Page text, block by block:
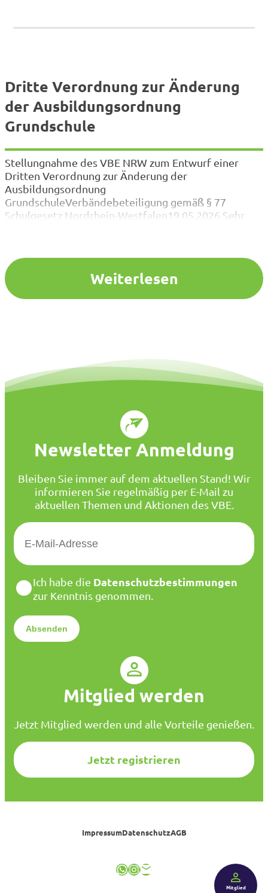
Dritte Verordnung zur Änderung
der Ausbildungsordnung
Grundschule
Stellungnahme des VBE NRW zum Entwurf einer
Dritten Verordnung zur Änderung der
Ausbildungsordnung
GrundschuleVerbändebeteiligung gemäß § 77
Schulgesetz Nordrhein-Westfalen19.05.2026 Sehr
nimmt diese gerne wahr. Der vorgelegte Entwurf
einer Dritten Verordnung zur…
Weiterlesen
Newsletter Anmeldung
Bleiben Sie immer auf dem aktuellen Stand! Wir
informieren Sie regelmäßig per E-Mail zu
aktuellen Themen und Aktionen des VBE.
E
M
*
D
a
e
n
*
Ich habe die Datenschutzbestimmungen
zur Kenntnis genommen.
Mitglied werden
Jetzt Mitglied werden und alle Vorteile genießen.
Jetzt registrieren
ImpressumDatenschutzAGB
WhatsApp InstagramE-Mail
Mitglied